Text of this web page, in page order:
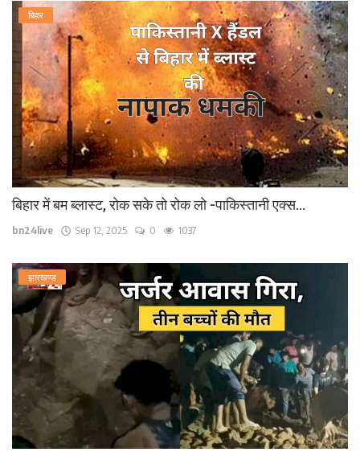
बिहार
बिहार में बम ब्लास्ट, रोक सके तो रोक लो -पाकिस्तानी एक्स...
bn24live Sep 12, 2025 0 1037
झारखण्ड